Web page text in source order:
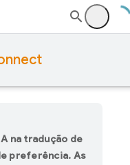
na tradução de
preferência. As